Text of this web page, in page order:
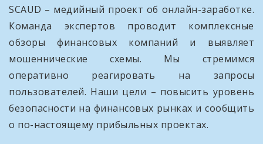
SCAUD – медийный проект об онлайн-заработке.
Команда экспертов проводит комплексные
обзоры финансовых компаний и выявляет
мошеннические схемы. Мы стремимся
оперативно реагировать на запросы
пользователей. Наши цели – повысить уровень
безопасности на финансовых рынках и сообщить
о по-настоящему прибыльных проектах.